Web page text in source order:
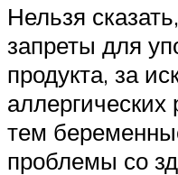
Нельзя
запреты для
продукта, за
тем
проблемы со